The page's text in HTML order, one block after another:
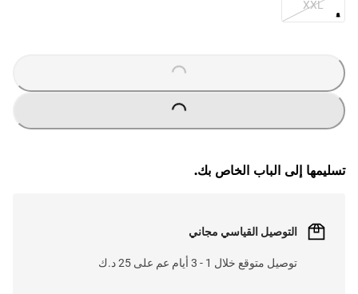
XXL
L
.
L
.
تسليمها إلى الباب الخاص بك.
التوصيل القياسي مجاني
توصيل متوقع خلال 1 - 3 أيام عم على 25 د.ك